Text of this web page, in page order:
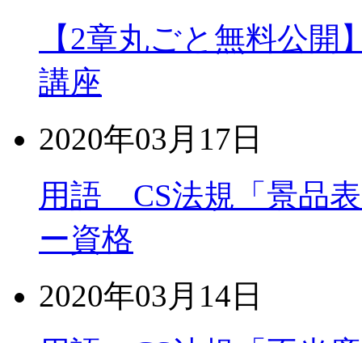
【2章丸ごと無料公
講座
2020年03月17日
用語 CS法規「景品
ー資格
2020年03月14日